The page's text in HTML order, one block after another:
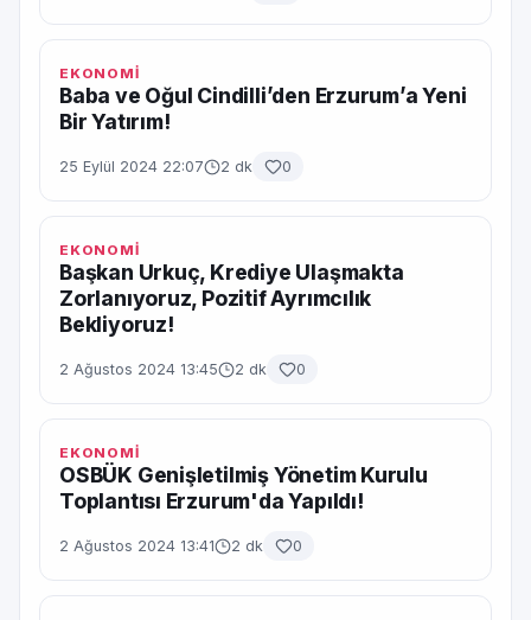
EKONOMİ
Baba ve Oğul Cindilli’den Erzurum’a Yeni
Bir Yatırım!
25 Eylül 2024 22:07 2 dk 0
EKONOMİ
Başkan Urkuç, Krediye Ulaşmakta
Zorlanıyoruz, Pozitif Ayrımcılık
Bekliyoruz!
2 Ağustos 2024 13:45 2 dk 0
EKONOMİ
OSBÜK Genişletilmiş Yönetim Kurulu
Toplantısı Erzurum'da Yapıldı!
2 Ağustos 2024 13:41 2 dk 0